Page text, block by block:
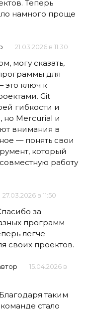
Теперь
намного проще
21.03.2026 в 11:30
могу сказать,
для
это ключ к
Git
гибкости и
но Mercurial и
внимания в
— понять свои
который
работу
27.03.2026 в 11:50
за
программ
легче
своих проектов.
15.04.2026 в
таким
стало